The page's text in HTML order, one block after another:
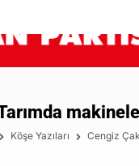
Köşe Yazıları Cengiz